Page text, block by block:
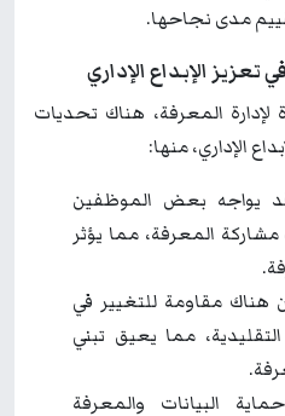
مدى نجاحها.
لإدارة المعرفة، هناك تحديات
الإداري، منها:
يواجه بعض الموظفين
المعرفة، مما يؤثر
هناك مقاومة للتغيير في
مما يعيق تبني
البيانات والمعرفة